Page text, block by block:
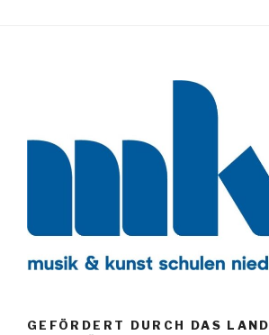
GEFÖRDERT DURCH DAS LAND